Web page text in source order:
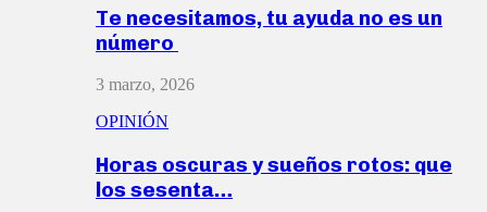
Te necesitamos, tu ayuda no es un
número
3 marzo, 2026
OPINIÓN
Horas oscuras y sueños rotos: que
los sesenta…